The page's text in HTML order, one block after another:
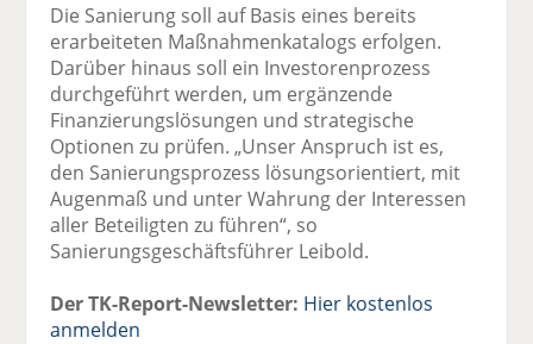
Die Sanierung soll auf Basis eines bereits
erarbeiteten Maßnahmenkatalogs erfolgen.
Darüber hinaus soll ein Investorenprozess
durchgeführt werden, um ergänzende
Finanzierungslösungen und strategische
Optionen zu prüfen. „Unser Anspruch ist es,
den Sanierungsprozess lösungsorientiert, mit
Augenmaß und unter Wahrung der Interessen
aller Beteiligten zu führen“, so
Sanierungsgeschäftsführer Leibold.
Der TK-Report-Newsletter: Hier kostenlos
anmelden